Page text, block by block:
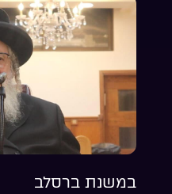
במשנת ברסלב